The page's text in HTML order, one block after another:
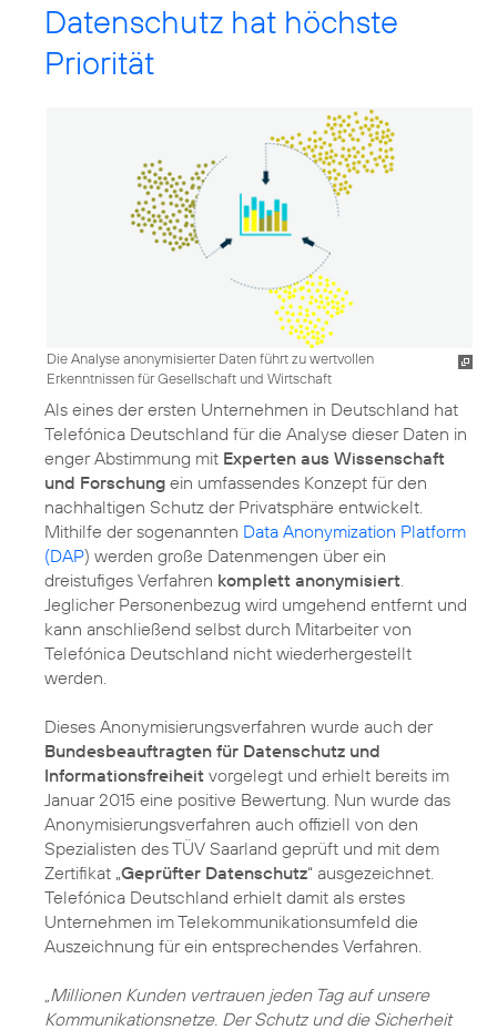
Datenschutz hat höchste
Priorität
Die Analyse anonymisierter Daten führt zu wertvollen
Erkenntnissen für Gesellschaft und Wirtschaft
Als eines der ersten Unternehmen in Deutschland hat
Telefónica Deutschland für die Analyse dieser Daten in
enger Abstimmung mit Experten aus Wissenschaft
und Forschung ein umfassendes Konzept für den
nachhaltigen Schutz der Privatsphäre entwickelt.
Mithilfe der sogenannten Data Anonymization Platform
(DAP) werden große Datenmengen über ein
dreistufiges Verfahren komplett anonymisiert
Jeglicher Personenbezug wird umgehend entfernt und
kann anschließend selbst durch Mitarbeiter von
Telefónica Deutschland nicht wiederhergestellt
werden.
Dieses Anonymisierungsverfahren wurde auch der
Bundesbeauftragten für Datenschutz und
Informationsfreiheit vorgelegt und erhielt bereits im
Januar 2015 eine positive Bewertung. Nun wurde das
Anonymisierungsverfahren auch offiziell von den
Spezialisten des TÜV Saarland geprüft und mit dem
Zertifikat „Geprüfter Datenschutz“ ausgezeichnet.
Telefónica Deutschland erhielt damit als erstes
Unternehmen im Telekommunikationsumfeld die
Auszeichnung für ein entsprechendes Verfahren.
„Millionen Kunden vertrauen jeden Tag auf unsere
Kommunikationsnetze. Der Schutz und die Sicherheit